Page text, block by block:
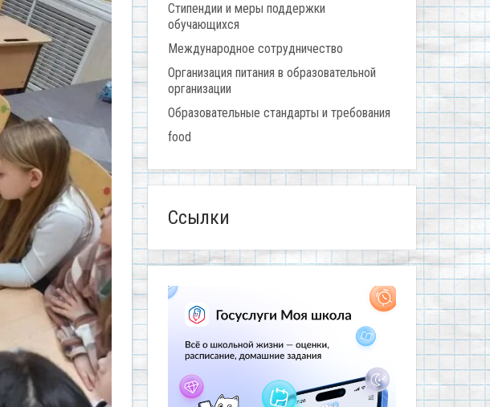
Стипендии и меры поддержки
обучающихся
Международное сотрудничество
Организация питания в образовательной
организации
Образовательные стандарты и требования
food
Ссылки